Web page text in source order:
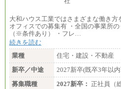
大和ハウス工業ではさまざまな働き方
オフィスでの募集有 ・全国の事業所
（※条件あり） ・フレ…
続きを読む
業種
住宅・建設・不動産
新卒／中途
2027新卒(既卒3年以
募集職種
2027新卒： 正社員（